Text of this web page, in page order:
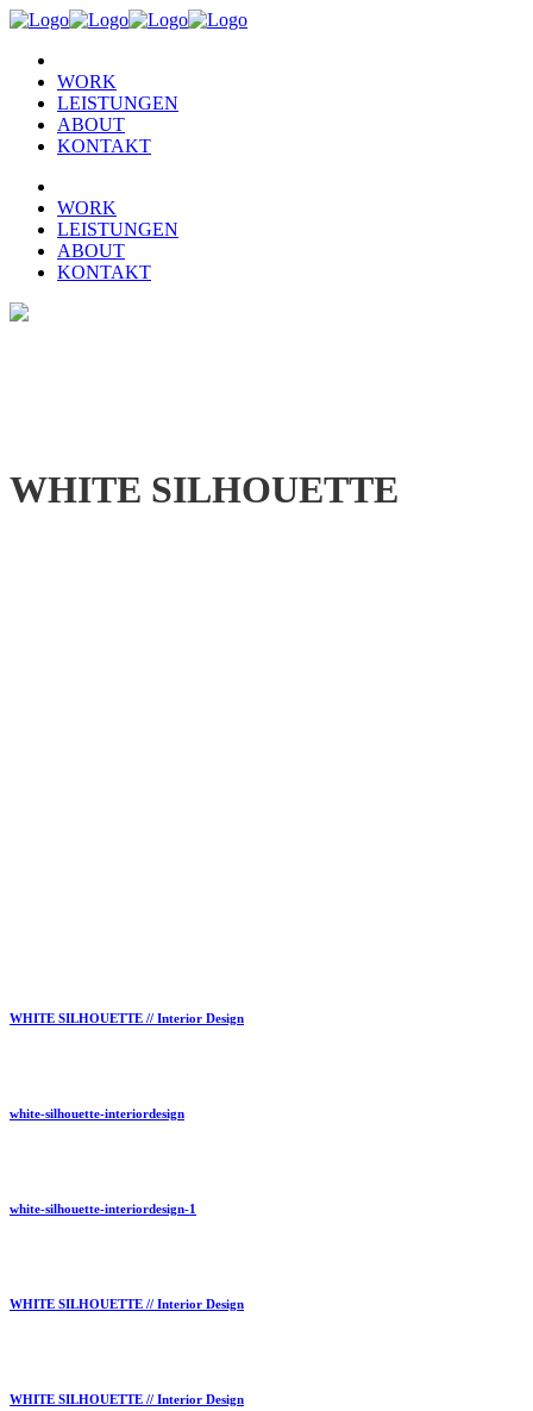
WORK
LEISTUNGEN
ABOUT
KONTAKT
WORK
LEISTUNGEN
ABOUT
KONTAKT
WHITE SILHOUETTE
WHITE SILHOUETTE // Interior Design
white-silhouette-interiordesign
white-silhouette-interiordesign-1
WHITE SILHOUETTE // Interior Design
WHITE SILHOUETTE // Interior Design